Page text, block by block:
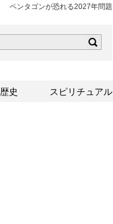
ペンタゴンが恐れる2027年問題
歴史 スピリチュアル